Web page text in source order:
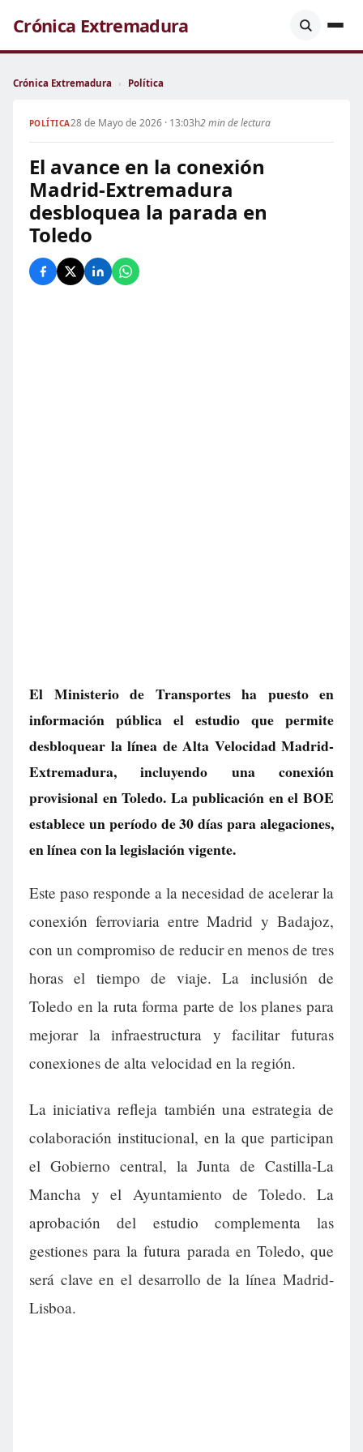
Crónica Extremadura
Crónica Extremadura › Política
POLÍTICA28 de Mayo de 2026 · 13:03h2 min de lectura
El avance en la conexión
Madrid-Extremadura
desbloquea la parada en
Toledo
El Ministerio de Transportes ha puesto en
información pública el estudio que permite
desbloquear la línea de Alta Velocidad Madrid-
Extremadura, incluyendo una conexión
provisional en Toledo. La publicación en el BOE
establece un período de 30 días para alegaciones,
en línea con la legislación vigente.
Este paso responde a la necesidad de acelerar la
conexión ferroviaria entre Madrid y Badajoz,
con un compromiso de reducir en menos de tres
horas el tiempo de viaje. La inclusión de
Toledo en la ruta forma parte de los planes para
mejorar la infraestructura y facilitar futuras
conexiones de alta velocidad en la región.
La iniciativa refleja también una estrategia de
colaboración institucional, en la que participan
el Gobierno central, la Junta de Castilla-La
Mancha y el Ayuntamiento de Toledo. La
aprobación del estudio complementa las
gestiones para la futura parada en Toledo, que
será clave en el desarrollo de la línea Madrid-
Lisboa.